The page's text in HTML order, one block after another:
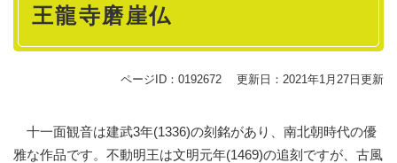
王龍寺磨崖仏
ページID：0192672 更新日：2021年1月27日更新
十一面観音は建武3年(1336)の刻銘があり、南北朝時代の優
雅な作品です。不動明王は文明元年(1469)の追刻ですが、古風